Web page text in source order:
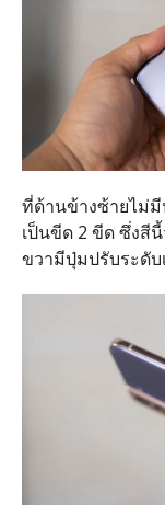
ที่ด้านข้างซ้ายไม่มี
เป็นขีด 2 ขีด ซึ่งสี
ขวามีปุ่มปรับระดับ